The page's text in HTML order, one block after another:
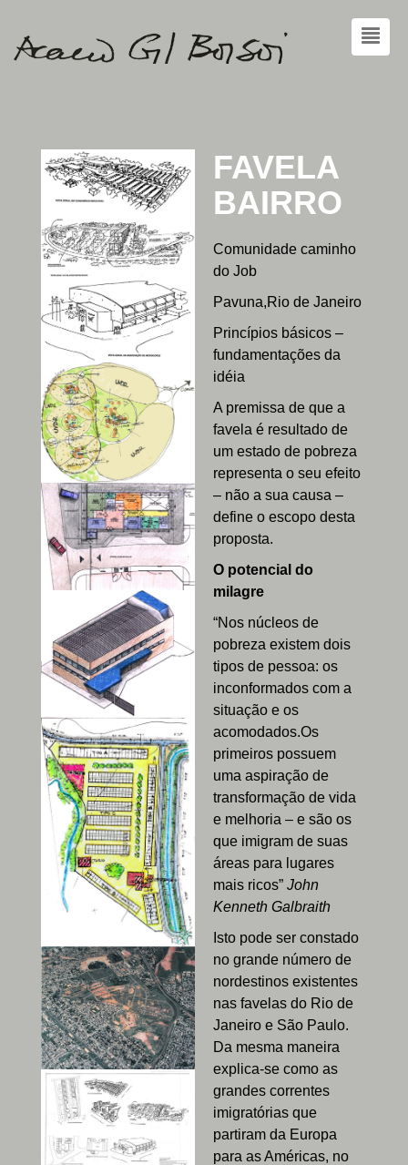
FAVELA
BAIRRO
Comunidade caminho
do Job
Pavuna,Rio de Janeiro
Princípios básicos –
fundamentações da
idéia
A premissa de que a
favela é resultado de
um estado de pobreza
representa o seu efeito
– não a sua causa –
define o escopo desta
proposta.
O potencial do
milagre
“Nos núcleos de
pobreza existem dois
tipos de pessoa: os
inconformados com a
situação e os
acomodados.Os
primeiros possuem
uma aspiração de
transformação de vida
e melhoria – e são os
que imigram de suas
áreas para lugares
mais ricos” John
Kenneth Galbraith
Isto pode ser constado
no grande número de
nordestinos existentes
nas favelas do Rio de
Janeiro e São Paulo.
Da mesma maneira
explica-se como as
grandes correntes
imigratórias que
partiram da Europa
para as Américas, no